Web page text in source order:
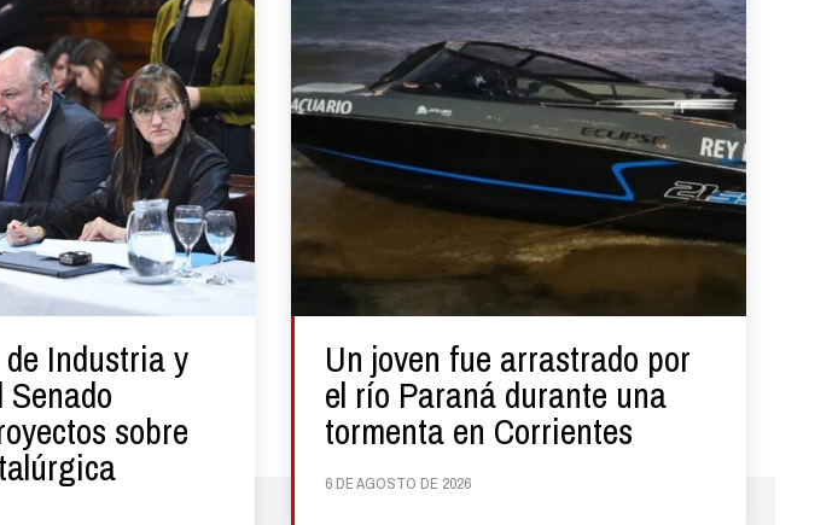
Industria y
Senado
sobre
Un joven fue arrastrado por
el río Paraná durante una
tormenta en Corrientes
6 DE AGOSTO DE 2026